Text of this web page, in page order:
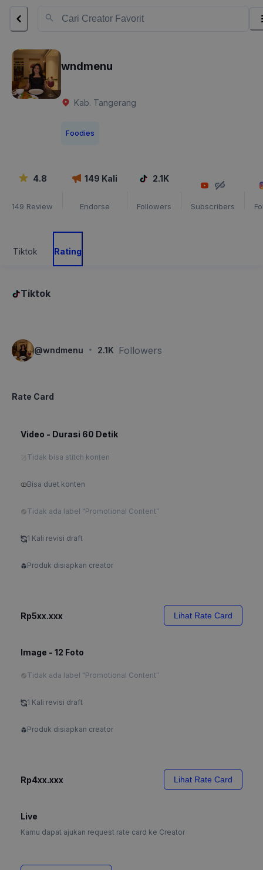
wndmenu
Kab. Tangerang
Foodies
4.8
149 Review
149 Kali
Endorse
2.1K
Followers Subscribers
Tiktok Rating
Tiktok
@wndmenu · 2.1K Followers
Rate Card
Video - Durasi 60 Detik
Tidak bisa stitch konten
Bisa duet konten
Tidak ada label "Promotional Content"
1 Kali revisi draft
Produk disiapkan creator
Rp5xx.xxx Lihat Rate Card
Image - 12 Foto
Tidak ada label "Promotional Content"
1 Kali revisi draft
Produk disiapkan creator
Rp4xx.xxx Lihat Rate Card
Live
Kamu dapat ajukan request rate card ke Creator